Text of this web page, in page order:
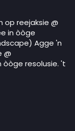
op reejaksie @
in òòge
Agge 'n
@
resolusie. 't